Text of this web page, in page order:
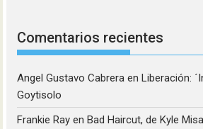
Comentarios recientes
Angel Gustavo Cabrera enLiberación:
Goytisolo
Frankie Ray enBad Haircut, de Kyle